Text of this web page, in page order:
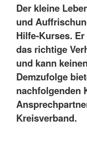
Der kleine
und
Hilfe-Kurses.
das richtige
und kann
Demzufolge
nachfolgenden
Kreisverband.